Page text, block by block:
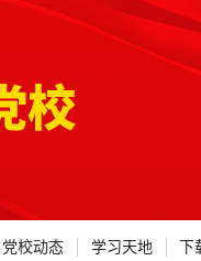
党校动态 学习天地